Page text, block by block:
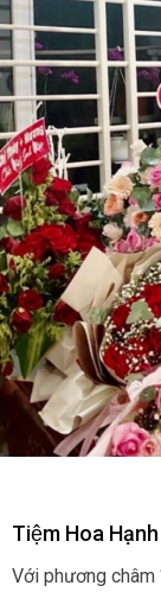
Tiệm Hoa
Với phương châm